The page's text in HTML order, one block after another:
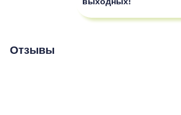
Отзывы